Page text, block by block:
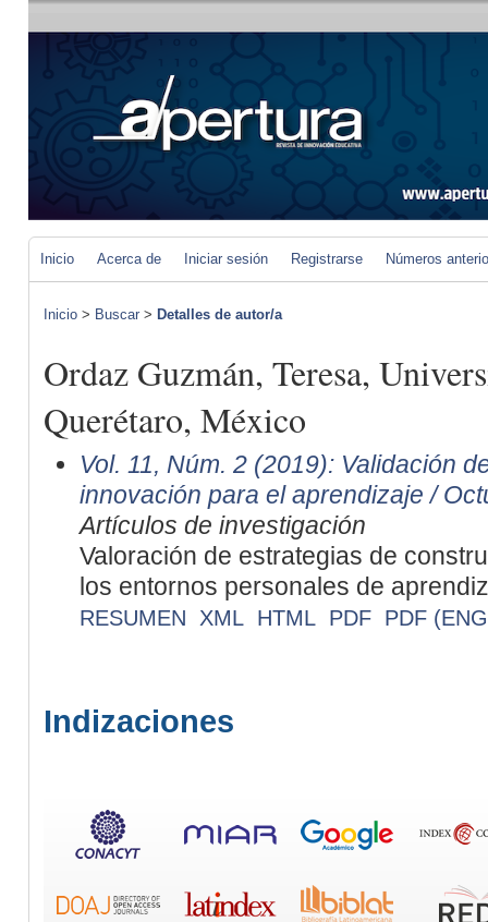
Inicio Acerca de Iniciar sesión Registrarse Números
Inicio > Buscar > Detalles de autor/a
Ordaz Guzmán, Teresa,
Querétaro, México
Vol. 11, Núm. 2 (2019): Validación
innovación para el aprendizaje /
Artículos de investigación
Valoración de estrategias de
los entornos personales de
RESUMEN XML HTML PDF PDF
Indizaciones